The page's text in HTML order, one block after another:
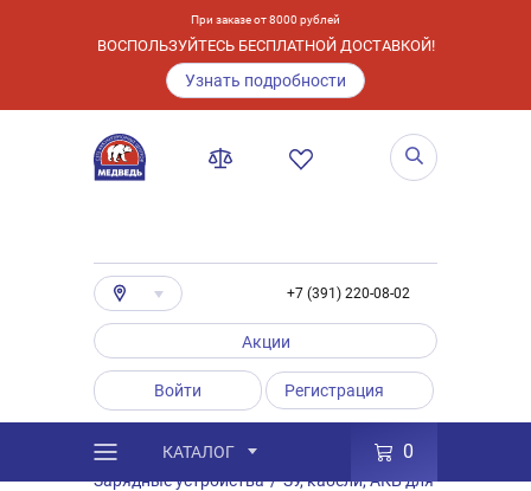
При заказе от 8000 рублей
ВОСПОЛЬЗУЙТЕСЬ БЕСПЛАТНОЙ ДОСТАВКОЙ!
Узнать подробности
+7 (391) 220-08-02
Акции
Войти Регистрация
КАТАЛОГ 0
Каталог / Товары Аксессуары
/
Зарядные устройства / ЗУ, кабели, АКБ для